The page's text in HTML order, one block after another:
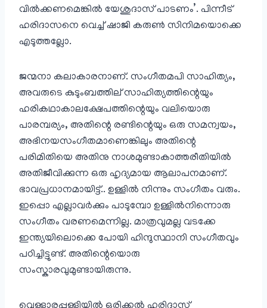
വിൽക്കണമെങ്കിൽ യേശുദാസ് പാടണം’. പിന്നീട്
ഹരിദാസനെ വെച്ച് ഷാജി കരുൺ സിനിമയൊക്കെ
എടുത്തല്ലോ.
ജന്മനാ കലാകാരനാണ്. സംഗീതമപി സാഹിത്യം,
അവരുടെ കുടുംബത്തില് സാഹിത്യത്തിന്റെയും
ഹരികഥാകാലക്ഷേപത്തിന്റെയും വലിയൊരു
പാരമ്പര്യം, അതിന്റെ രണ്ടിന്റെയും ഒരു സമന്വയം,
അഭിനയസംഗീതമാണെങ്കിലും അതിന്റെ
പരിമിതിയെ അതിനു നാശമുണ്ടാകാത്തരീതിയിൽ
അതിജീവിക്കുന്ന ഒരു ഹൃദ്യമായ ആലാപനമാണ്.
ഭാവപ്രധാനമായിട്ട്.. ഉള്ളിൽ നിന്നും സംഗീതം വരും.
ഇപ്പൊ എല്ലാവർക്കും പാടുമ്പോ ഉള്ളിൽനിന്നൊരു
സംഗീതം വരണമെന്നില്ല. മാത്രവുമല്ല വടക്കേ
ഇന്ത്യയിലൊക്കെ പോയി ഹിന്ദുസ്ഥാനി സംഗീതവും
പഠിച്ചിട്ടുണ്ട്. അതിന്റെയൊരു
സംസ്കാരവുമുണ്ടായിരുന്നു.